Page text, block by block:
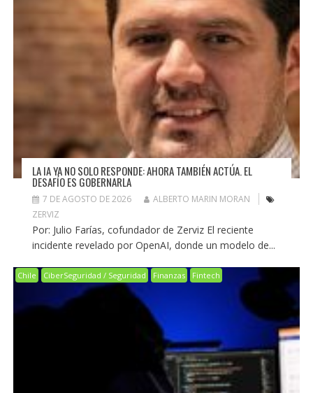
LA IA YA NO SOLO RESPONDE: AHORA TAMBIÉN ACTÚA. EL
DESAFÍO ES GOBERNARLA
7 DE AGOSTO DE 2026
ALBERTO MARIN MORAN
ZERVIZ
Por: Julio Farías, cofundador de Zerviz El reciente
incidente revelado por OpenAI, donde un modelo de...
Chile CiberSeguridad / Seguridad Finanzas Fintech